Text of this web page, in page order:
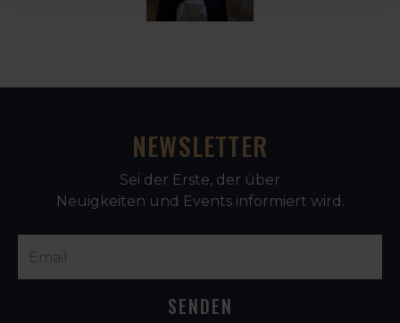
NEWSLETTER
Sei der Erste, der über
Neuigkeiten und Events informiert wird.